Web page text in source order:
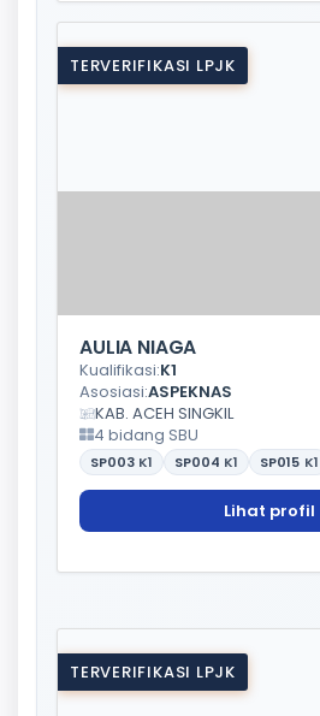
TERVERIFIKASI LPJK
AULIA NIAGA
Kualifikasi:K1
Asosiasi:ASPEKNAS
KAB. ACEH SINGKIL
4 bidang SBU
SP003 K1 SP004 K1 SP015 K1
Lihat profil
TERVERIFIKASI LPJK